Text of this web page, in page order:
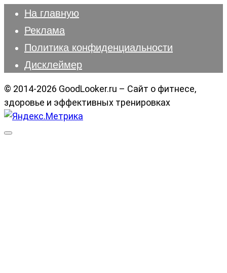
На главную
Реклама
Политика конфиденциальности
Дисклеймер
© 2014-2026 GoodLooker.ru – Сайт о фитнесе,
здоровье и эффективных тренировках